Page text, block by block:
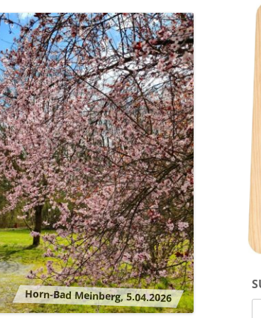
DOXI (*2013)
HUNDESPORT
B-WURF 2007
C-WURF 2011
D-WURF 2013
Horn-Bad Meinberg, 5.04.2026